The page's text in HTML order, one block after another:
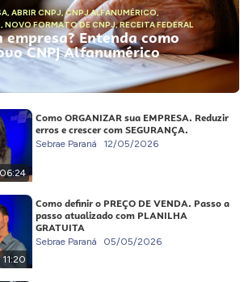
, ABRIR CNPJ,CNPJ ALFANUMÉRICO,
, NOVO FORMATO DE CNPJ,RECEITA FEDERAL
Entenda como
CNPJ Alfanumérico
06:24
Como ORGANIZAR sua EMPRESA. Reduzir
erros e crescer com SEGURANÇA.
Sebrae Paraná 12/05/2026
11:20
Como definir o PREÇO DE VENDA. Passo a
passo atualizado com PLANILHA
GRATUITA
Sebrae Paraná 05/05/2026